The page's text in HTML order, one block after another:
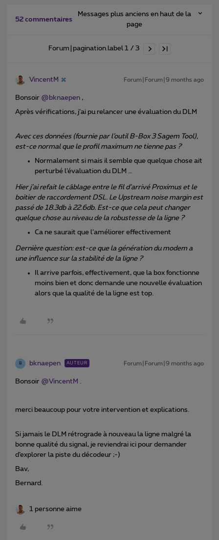
52 commentaires
Messages plus anciens en haut de la
page
Forum|pagination.label 1 / 3
VincentM Forum|Forum|9 months ago
Bonsoir ​ @bknaepen ,
Après vérifications, j’ai pu relancer une évaluation du DLM
Avec ces données (fournie par l’outil B-Box 3 Sagem Tool),
est-ce normal que le profil maximum ne tienne pas ?
Normalement si mais il semble que quelque chose ait
perturbé l’évaluation du DLM …
Hier j’ai refait le câblage entre le fil d’arrivé Proximus et le
boitier de raccordement DSL. Le Upstream noise margin est
passé de 18.3db à 22.6db. Est-ce que cela peut changer
quelque chose au niveau de la robustesse de la ligne ?
Ca ne saurait que l’améliorer effectivement
Dernière question: est-ce que la génération du modem a
une influence sur la stabilité de la ligne ?
Il arrive parfois, effectivement, que la box fonctionne
moins bien et donc demande une nouvelle évaluation
alors que la qualité de la ligne est top.
B bknaepen AUTEUR Forum|Forum|9 months ago
Bonsoir ​ @VincentM
merci beaucoup pour votre intervention et explications.
Si jamais le DLM rétrograde à nouveau la ligne malgré la
bonne qualité du signal, je reviendrai ici pour demander
d’explorer la piste du décodeur ;-)
Bav,
Bernard.
1 personne aime